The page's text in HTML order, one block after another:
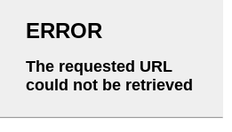
Swahili
Tajik
Telugu